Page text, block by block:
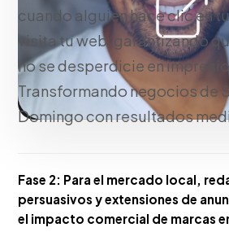
cuando alguien hace clic en
visita tu web, garantizando
no se desperdicie en
Transformando negocios de
Domingo con resultados
Fase 2: Para el mercado local,
persuasivos y extensiones de
el impacto comercial de marcas